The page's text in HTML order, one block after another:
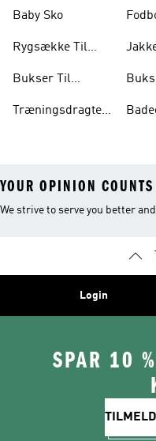
Baby Sko
Rygsække Til
Bukser Til
Træningsdragter
YOUR OPINION COUNTS
We strive to serve you better
Login
SPAR 10